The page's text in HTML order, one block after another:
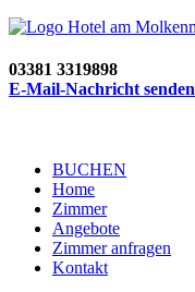
03381 3319898
E-Mail-Nachricht senden
BUCHEN
Home
Zimmer
Angebote
Zimmer anfragen
Kontakt